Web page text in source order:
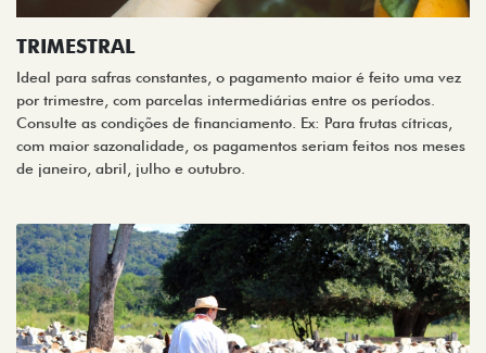
TRIMESTRAL
Ideal para safras constantes, o pagamento maior é feito uma vez
por trimestre, com parcelas intermediárias entre os períodos.
Consulte as condições de financiamento. Ex: Para frutas cítricas,
com maior sazonalidade, os pagamentos seriam feitos nos meses
de janeiro, abril, julho e outubro.